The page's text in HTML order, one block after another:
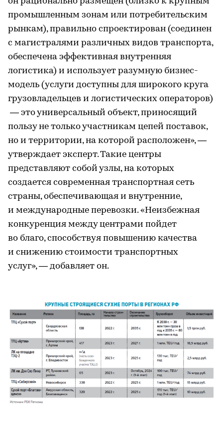
промышленным зонам или потребительским
рынкам), правильно спроектирован (соединен
с магистралями различных видов транспорта,
обеспечена эффективная внутренняя
логистика) и использует разумную бизнес-
модель (услуги доступны для широкого круга
грузовладельцев и логистических операторов)
— это универсальный объект, приносящий
пользу не только участникам цепей поставок,
но и территории, на которой расположен», —
утверждает эксперт. Такие центры
представляют собой узлы, на которых
создается современная транспортная сеть
страны, обеспечивающая и внутренние,
и международные перевозки. «Неизбежная
конкуренция между центрами пойдет
во благо, способствуя повышению качества
и снижению стоимости транспортных
услуг», — добавляет он.